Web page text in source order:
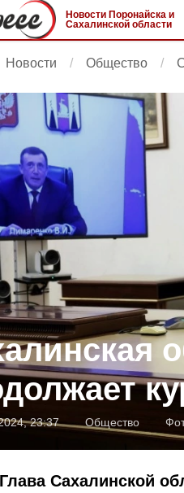
Новости Поронайска и
Сахалинской области
Новости Общество
23:37 Общество
Глава Сахалинской